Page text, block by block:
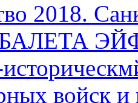
2018.
войск и